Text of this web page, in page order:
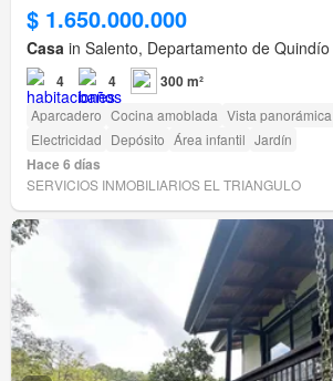
$ 1.650.000.000
Casa in Salento, Departamento de Quindío
4 4 300 m²
Aparcadero Cocina amoblada Vista panorámica
Electricidad Depósito Área infantil Jardín
Hace 6 días
SERVICIOS INMOBILIARIOS EL TRIANGULO